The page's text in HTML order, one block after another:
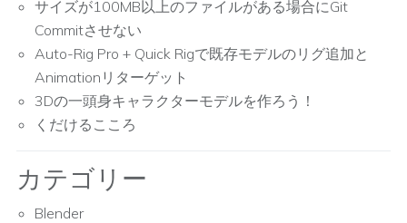
サイズが100MB以上のファイルがある場合にGit
Commitさせない
Auto-Rig Pro + Quick Rigで既存モデルのリグ追加と
Animationリターゲット
3Dの一頭身キャラクターモデルを作ろう！
くだけるこころ
カテゴリー
Blender